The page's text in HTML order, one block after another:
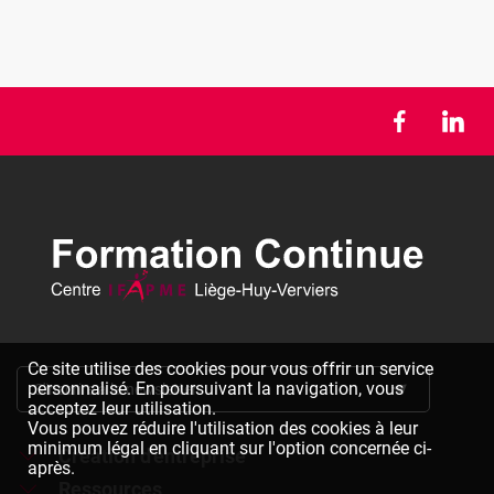
Ce site utilise des cookies pour vous offrir un service
personnalisé. En poursuivant la navigation, vous
acceptez leur utilisation.
Vous pouvez réduire l'utilisation des cookies à leur
minimum légal en cliquant sur l'option concernée ci-
après.
S'inscrire à la newsletter
Création d'entreprise